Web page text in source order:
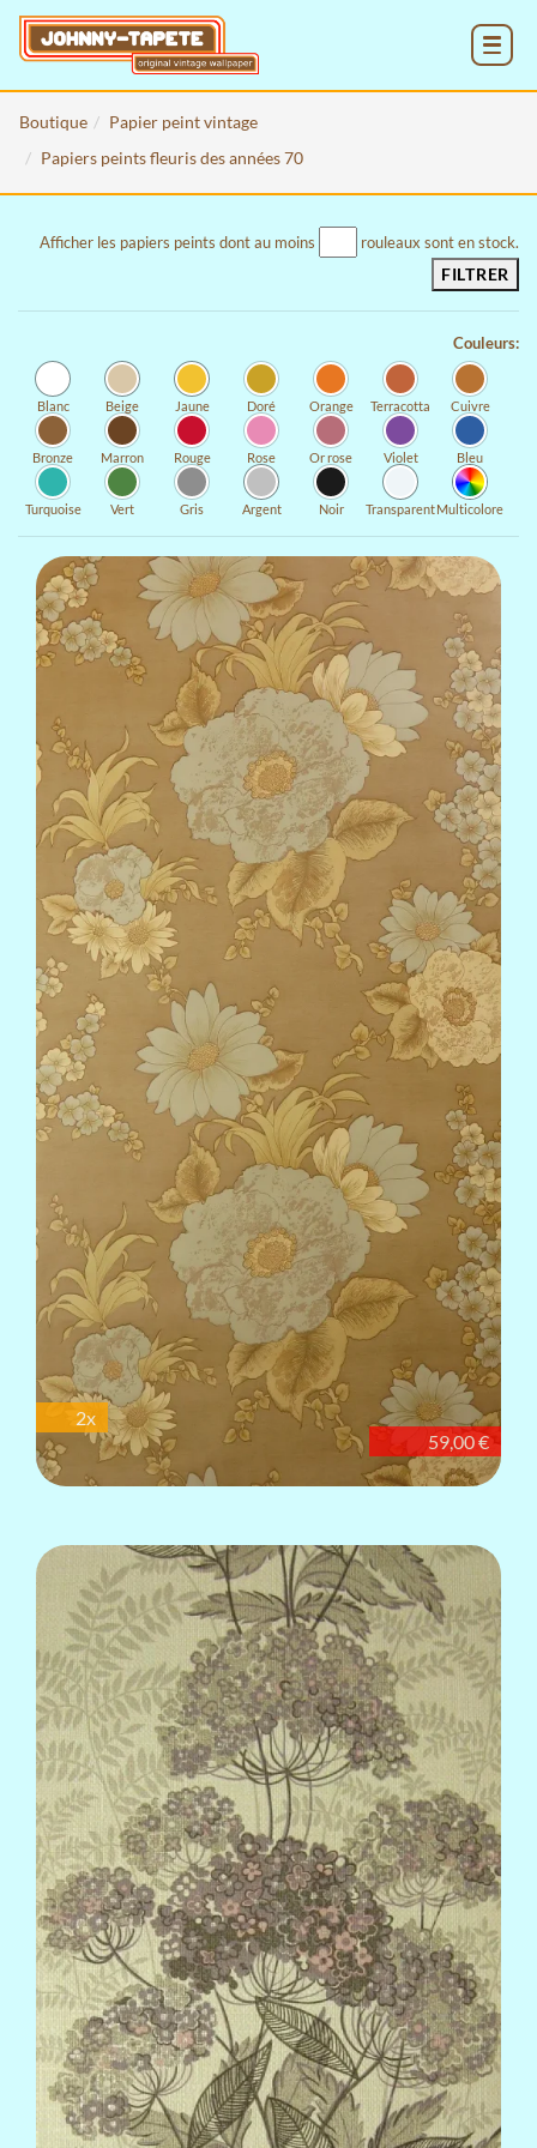
Boutique
Papier peint vintage
Papiers peints fleuris des années 70
Afficher les papiers peints dont au moins rouleaux sont en stock.
FILTRER
Couleurs:
Blanc Beige Jaune Doré Orange Terracotta Cuivre
Bronze Marron Rouge Rose Or rose Violet Bleu
Turquoise Vert Gris Argent Noir TransparentMulticolore
59,00 €
2x